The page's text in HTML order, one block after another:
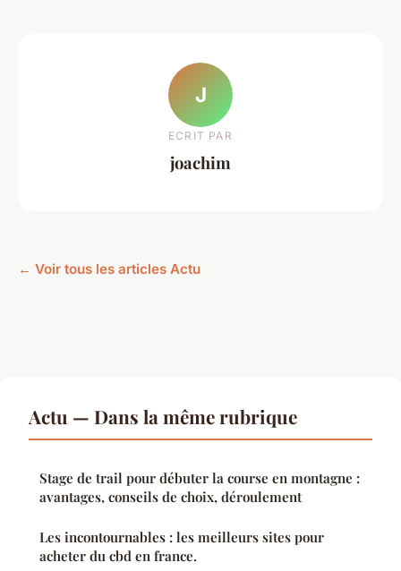
J
ECRIT PAR
joachim
← Voir tous les articles Actu
Actu — Dans la même rubrique
Stage de trail pour débuter la course en montagne :
avantages, conseils de choix, déroulement
Les incontournables : les meilleurs sites pour
acheter du cbd en france.